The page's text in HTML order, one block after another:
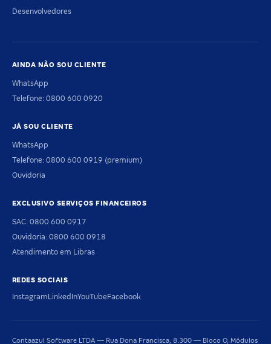
Desenvolvedores
AINDA NÃO SOU CLIENTE
WhatsApp
Telefone: 0800 600 0920
JÁ SOU CLIENTE
WhatsApp
Telefone: 0800 600 0919 (premium)
Ouvidoria
EXCLUSIVO SERVIÇOS FINANCEIROS
SAC: 0800 600 0917
Ouvidoria: 0800 600 0918
Atendimento em Libras
REDES SOCIAIS
InstagramLinkedInYouTubeFacebook
Contaazul Software LTDA — Rua Dona Francisca, 8.300 — Bloco O, Módulos